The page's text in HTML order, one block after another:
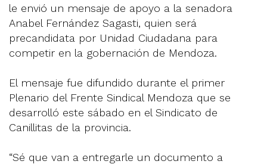
le envió un mensaje de apoyo a la senadora
Anabel Fernández Sagasti, quien será
precandidata por Unidad Ciudadana para
competir en la gobernación de Mendoza.
El mensaje fue difundido durante el primer
Plenario del Frente Sindical Mendoza que se
desarrolló este sábado en el Sindicato de
Canillitas de la provincia.
“Sé que van a entregarle un documento a